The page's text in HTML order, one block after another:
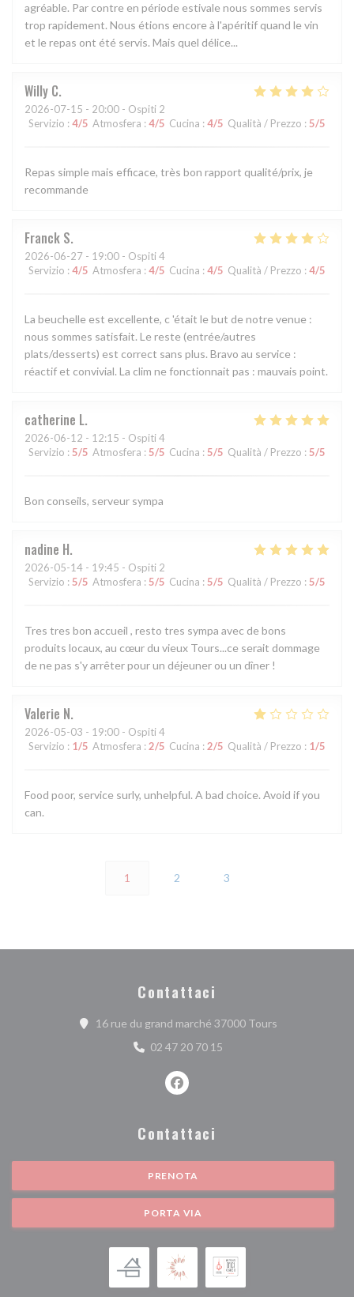
agréable. Par contre en période estivale nous sommes servis
trop rapidement. Nous étions encore à l'apéritif quand le vin
et le repas ont été servis. Mais quel délice...
Willy C
2026-07-15 - 20:00 - Ospiti 2
Servizio : 4/5 Atmosfera : 4/5 Cucina : 4/5 Qualità / Prezzo : 5/5
Repas simple mais efficace, très bon rapport qualité/prix, je
recommande
Franck S
2026-06-27 - 19:00 - Ospiti 4
Servizio : 4/5 Atmosfera : 4/5 Cucina : 4/5 Qualità / Prezzo : 4/5
La beuchelle est excellente, c 'était le but de notre venue :
nous sommes satisfait. Le reste (entrée/autres
plats/desserts) est correct sans plus. Bravo au service :
réactif et convivial. La clim ne fonctionnait pas : mauvais point.
catherine L
2026-06-12 - 12:15 - Ospiti 4
Servizio : 5/5 Atmosfera : 5/5 Cucina : 5/5 Qualità / Prezzo : 5/5
Bon conseils, serveur sympa
nadine H
2026-05-14 - 19:45 - Ospiti 2
Servizio : 5/5 Atmosfera : 5/5 Cucina : 5/5 Qualità / Prezzo : 5/5
Tres tres bon accueil , resto tres sympa avec de bons
produits locaux, au cœur du vieux Tours...ce serait dommage
de ne pas s'y arrêter pour un déjeuner ou un dîner !
Valerie N
2026-05-03 - 19:00 - Ospiti 4
Servizio : 1/5 Atmosfera : 2/5 Cucina : 2/5 Qualità / Prezzo : 1/5
Food poor, service surly, unhelpful. A bad choice. Avoid if you
can.
1 2 3
Contattaci
16 rue du grand marché 37000 Tours((apre una
02 47 20 70 15
Facebook ((apre una nuova
Contattaci
PRENOTA
PORTA VIA